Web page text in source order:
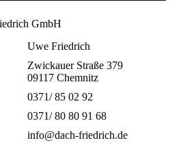
GmbH
Uwe Friedrich
Zwickauer Straße 379
09117 Chemnitz
0371/ 85 02 92
0371/ 80 80 91 68
info@dach-friedrich.de